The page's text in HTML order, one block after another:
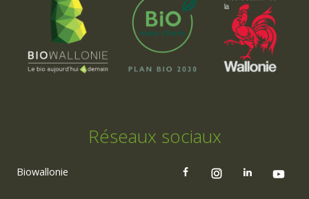
Réseaux sociaux
Biowallonie